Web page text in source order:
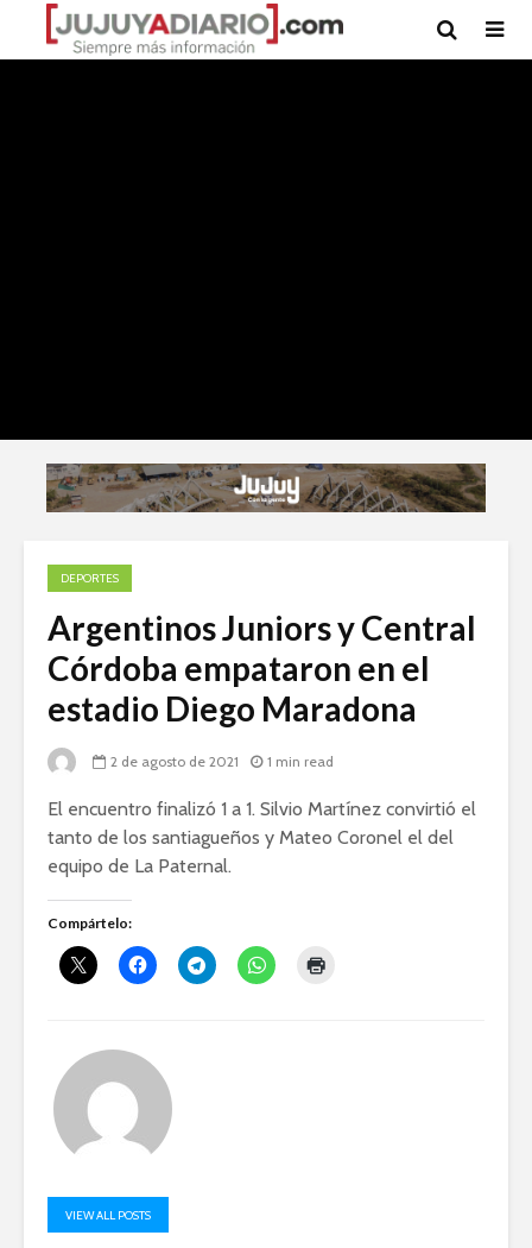
DEPORTES
Argentinos Juniors y Central
Córdoba empataron en el
estadio Diego Maradona
2 de agosto de 2021 1 min read
El encuentro finalizó 1 a 1. Silvio Martínez convirtió el
tanto de los santiagueños y Mateo Coronel el del
equipo de La Paternal.
Compártelo:
VIEW ALL POSTS